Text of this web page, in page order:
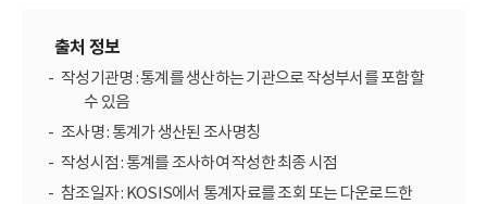
출처 정보
작성기관명 : 통계를 생산하는 기관으로 작성부서를 포함할
수 있음
조사명 : 통계가 생산된 조사명칭
작성시점 : 통계를 조사하여 작성한 최종 시점
참조일자 : KOSIS에서 통계자료를 조회 또는 다운로드한